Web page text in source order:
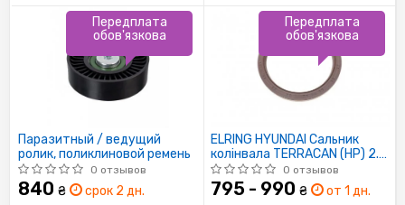
Паразитный / ведущий
ролик, поликлиновой ремень
0 отзывов
840 ₴ срок 2 дн.
Передплата
обов'язкова
ELRING HYUNDAI Сальник
колінвала TERRACAN (HP) 2.9
CRDi 03-06, KIA CARNIVAL II
2.9 TDi 99-07
0 отзывов
795 - 990 ₴ от 1 дн.
Передплата
обов'язкова